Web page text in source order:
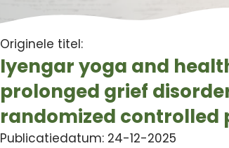
Originele titel:
Iyengar yoga and
prolonged grief
randomized controlled
Publicatiedatum: 24-12-2025